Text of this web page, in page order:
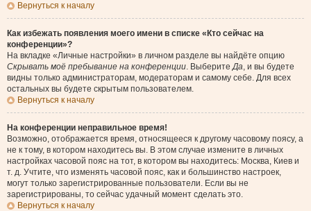
Вернуться к началу
Как избежать появления моего имени в списке «Кто сейчас на
конференции»?
На вкладке «Личные настройки» в личном разделе вы найдёте опцию
Скрывать моё пребывание на конференции. ВыберитеДа, и вы будете
видны только администраторам, модераторам и самому себе. Для всех
остальных вы будете скрытым пользователем.
Вернуться к началу
На конференции неправильное время!
Возможно, отображается время, относящееся к другому часовому поясу, а
не к тому, в котором находитесь вы. В этом случае измените в личных
настройках часовой пояс на тот, в котором вы находитесь: Москва, Киев и
т. д. Учтите, что изменять часовой пояс, как и большинство настроек,
могут только зарегистрированные пользователи. Если вы не
зарегистрированы, то сейчас удачный момент сделать это.
Вернуться к началу